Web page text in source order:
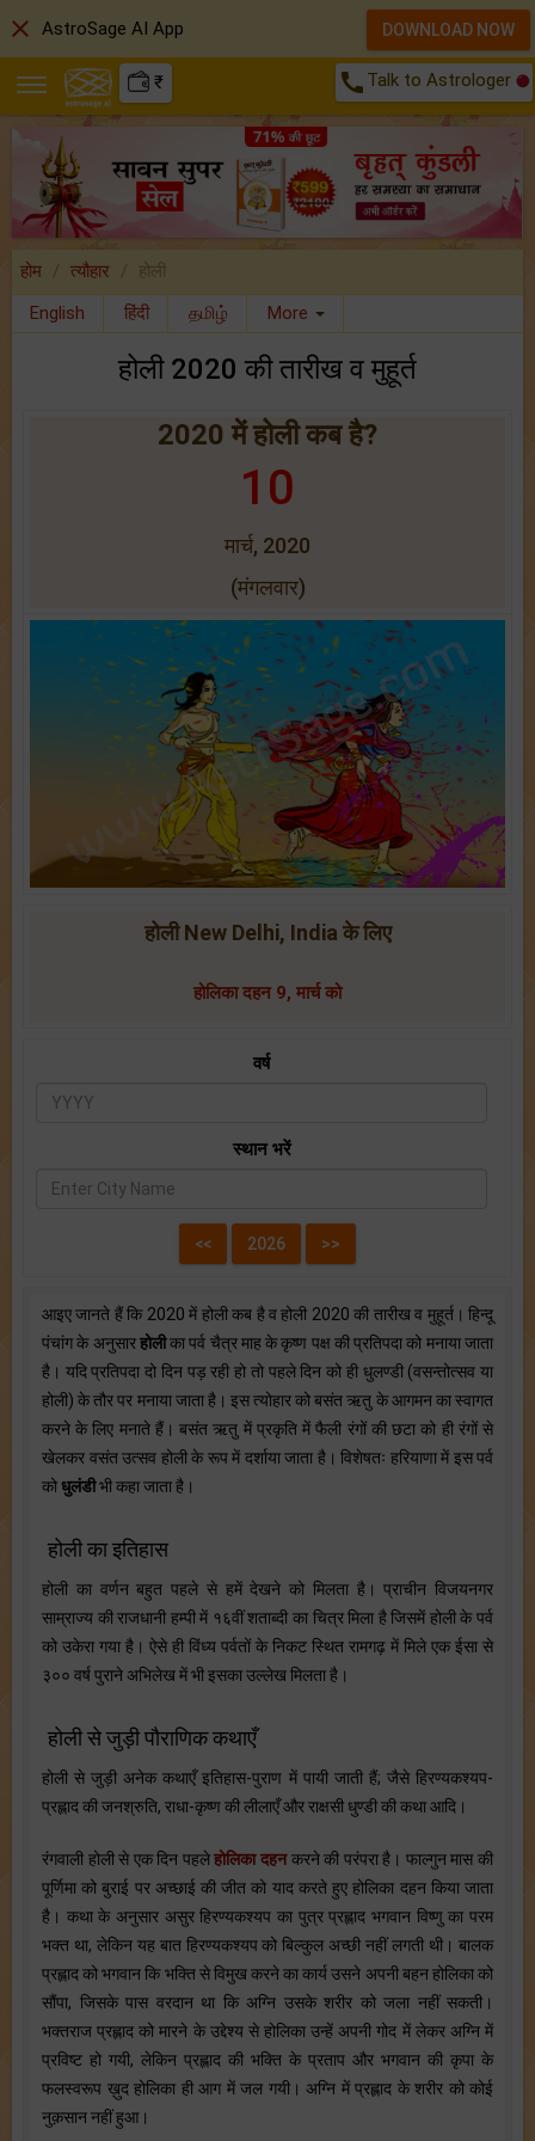
₹ call Talk to Astrologer
होम त्यौहार
होली
English
हिंदी தமிழ் More
होली 2020 की तारीख व मुहूर्त
2020 में होली कब है?
10
मार्च, 2020
(मंगलवार)
होली New Delhi, India के लिए
होलिका दहन 9, मार्च को
वर्ष
स्थान भरें
आइए जानते हैं कि 2020 में होली कब है व होली 2020 की तारीख व मुहूर्त। हिन्दू
पंचांग के अनुसारहोलीका पर्व चैत्र माह के कृष्ण पक्ष की प्रतिपदा को मनाया जाता
है। यदि प्रतिपदा दो दिन पड़ रही हो तो पहले दिन को ही धुलण्डी (वसन्तोत्सव या
होली) के तौर पर मनाया जाता है। इस त्योहार को बसंत ऋतु के आगमन का स्वागत
करने के लिए मनाते हैं। बसंत ऋतु में प्रकृति में फैली रंगों की छटा को ही रंगों से
खेलकर वसंत उत्सव होली के रूप में दर्शाया जाता है। विशेषतः हरियाणा में इस पर्व
कोधुलंडीभी कहा जाता है।
होली का इतिहास
होली का वर्णन बहुत पहले से हमें देखने को मिलता है। प्राचीन विजयनगर
साम्राज्य की राजधानी हम्पी में १६वीं शताब्दी का चित्र मिला है जिसमें होली के पर्व
को उकेरा गया है। ऐसे ही विंध्य पर्वतों के निकट स्थित रामगढ़ में मिले एक ईसा से
३०० वर्ष पुराने अभिलेख में भी इसका उल्लेख मिलता है।
होली से जुड़ी पौराणिक कथाएँ
होली से जुड़ी अनेक कथाएँ इतिहास-पुराण में पायी जाती हैं; जैसे हिरण्यकश्यप-
प्रह्लाद की जनश्रुति, राधा-कृष्ण की लीलाएँ और राक्षसी धुण्डी की कथा आदि।
रंगवाली होली से एक दिन पहलेहोलिका दहनकरने की परंपरा है। फाल्गुन मास की
पूर्णिमा को बुराई पर अच्छाई की जीत को याद करते हुए होलिका दहन किया जाता
है। कथा के अनुसार असुर हिरण्यकश्यप का पुत्र प्रह्लाद भगवान विष्णु का परम
भक्त था, लेकिन यह बात हिरण्यकश्यप को बिल्कुल अच्छी नहीं लगती थी। बालक
प्रह्लाद को भगवान कि भक्ति से विमुख करने का कार्य उसने अपनी बहन होलिका को
सौंपा, जिसके पास वरदान था कि अग्नि उसके शरीर को जला नहीं सकती।
भक्तराज प्रह्लाद को मारने के उद्देश्य से होलिका उन्हें अपनी गोद में लेकर अग्नि में
प्रविष्ट हो गयी, लेकिन प्रह्लाद की भक्ति के प्रताप और भगवान की कृपा के
फलस्वरूप ख़ुद होलिका ही आग में जल गयी। अग्नि में प्रह्लाद के शरीर को कोई
नुक़सान नहीं हुआ।
close AstroSage AI App DOWNLOAD NOW